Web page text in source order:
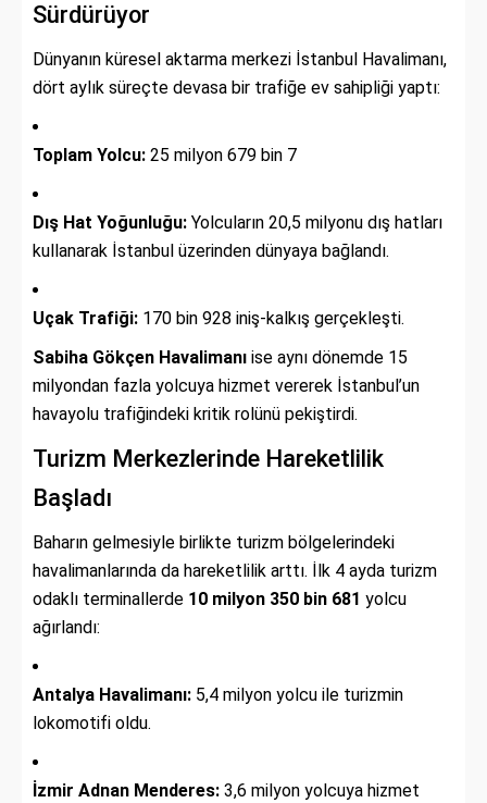
Sürdürüyor
Dünyanın küresel aktarma merkezi İstanbul Havalimanı,
dört aylık süreçte devasa bir trafiğe ev sahipliği yaptı:
Toplam Yolcu: 25 milyon 679 bin 7
Dış Hat Yoğunluğu: Yolcuların 20,5 milyonu dış hatları
kullanarak İstanbul üzerinden dünyaya bağlandı.
Uçak Trafiği: 170 bin 928 iniş-kalkış gerçekleşti.
Sabiha Gökçen Havalimanı ise aynı dönemde 15
milyondan fazla yolcuya hizmet vererek İstanbul’un
havayolu trafiğindeki kritik rolünü pekiştirdi.
Turizm Merkezlerinde Hareketlilik
Başladı
Baharın gelmesiyle birlikte turizm bölgelerindeki
havalimanlarında da hareketlilik arttı. İlk 4 ayda turizm
odaklı terminallerde 10 milyon 350 bin 681 yolcu
ağırlandı:
Antalya Havalimanı: 5,4 milyon yolcu ile turizmin
lokomotifi oldu.
İzmir Adnan Menderes: 3,6 milyon yolcuya hizmet